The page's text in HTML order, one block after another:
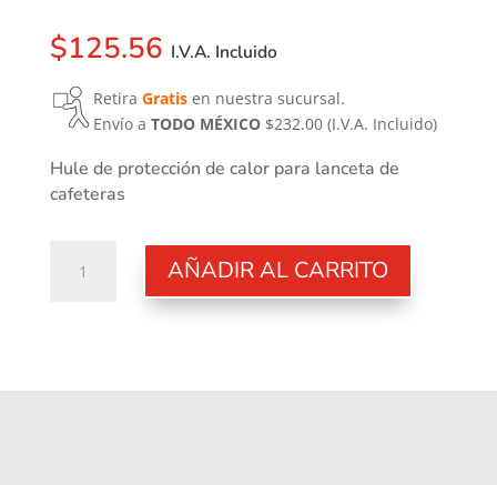
$125.56 I.V.A. Incluido
Retira Gratisen nuestra sucursal.
Envío a TODO MÉXICO$232.00 (I.V.A. Incluido)
Hule de protección de calor para lanceta de
cafeteras
cantidad
AÑADIR AL CARRITO